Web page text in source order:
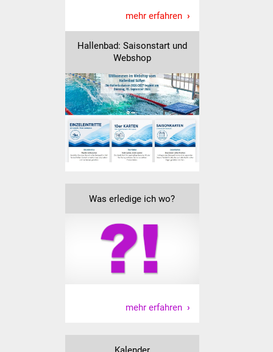
Europaweite
Beschränkte
Freihändige Vergabe
Gewerbeverzeichnis
Gewerbe - Selbsteintrag
mehr erfahren
Hallenbad: Saisonstart und
Webshop
Was erledige ich wo?
mehr erfahren